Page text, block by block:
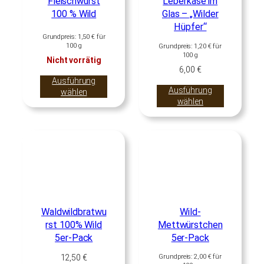
100 % Wild
Grundpreis: 1,50€ für
100 g
Nicht vorrätig
Ausführung
wählen
Glas – „Wilder
Hüpfer“
Grundpreis: 1,20 €für
100 g
6,00 €
Ausführung
wählen
Waldwildbratwu
rst 100% Wild
5er-Pack
12,50 €
Wild-
Mettwürstchen
5er-Pack
Grundpreis:2,00 €für